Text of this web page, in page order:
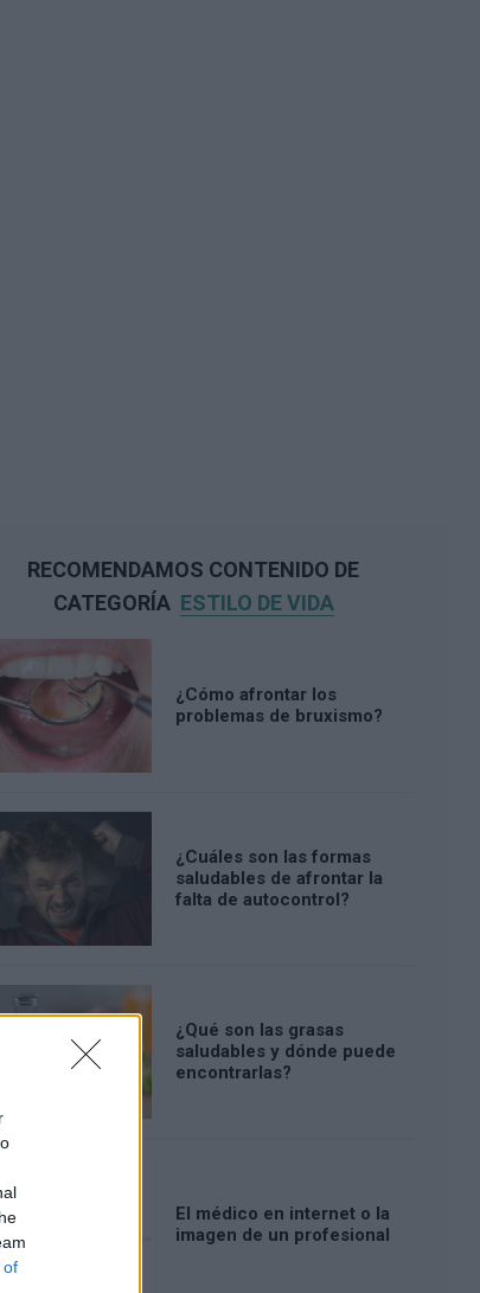
of
RECOMENDAMOS CONTENIDO DE
CATEGORÍA ESTILO DE VIDA
¿Cómo afrontar los
problemas de bruxismo?
¿Cuáles son las formas
saludables de afrontar la
falta de autocontrol?
¿Qué son las grasas
saludables y dónde puede
encontrarlas?
El médico en internet o la
imagen de un profesional